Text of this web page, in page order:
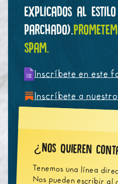
explicados al
parchado).
spam.
Inscríbete en este
Inscríbete a
¿Nos quieren
Tenemos una línea
Nos pueden escribir al